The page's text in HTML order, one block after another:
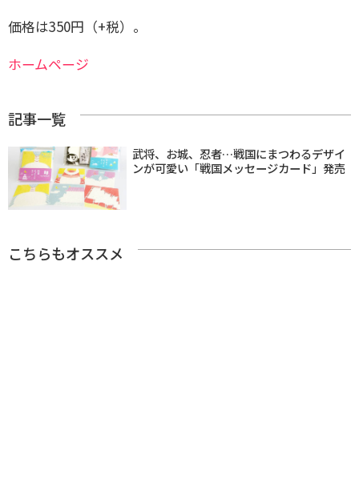
価格は350円（+税）。
ホームページ
記事一覧
武将、お城、忍者…戦国にまつわるデザイ
ンが可愛い「戦国メッセージカード」発売
こちらもオススメ